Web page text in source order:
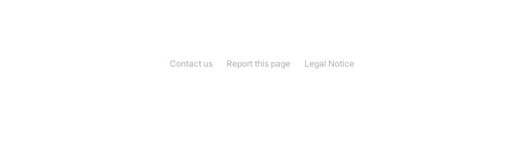
Legal Notice
Report this page
Contact us